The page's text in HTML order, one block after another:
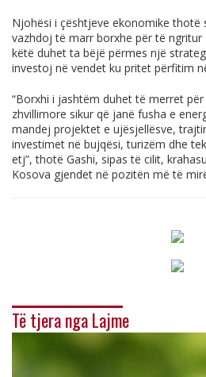
Njohësi i çështjeve ekonomike thotë
vazhdoj të marr borxhe për të ngritur
këtë duhet ta bëjë përmes një
investoj në vendet ku pritet përfitim
“Borxhi i jashtëm duhet të merret
zhvillimore sikur që janë fusha e
mandej projektet e ujësjellësve,
investimet në bujqësi, turizëm dhe
etj”, thotë Gashi, sipas të cilit,
Kosova gjendet në pozitën më të
Të tjera nga Lajme